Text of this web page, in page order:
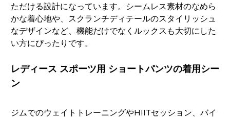
ただける設計になっています。シームレス素材のなめら
かな着心地や、スクランチディテールのスタイリッシュ
なデザインなど、機能だけでなくルックスも大切にした
い方にぴったりです。
レディース スポーツ用 ショートパンツの着用シー
ン
ジムでのウェイトトレーニングやHIITセッション、バイ